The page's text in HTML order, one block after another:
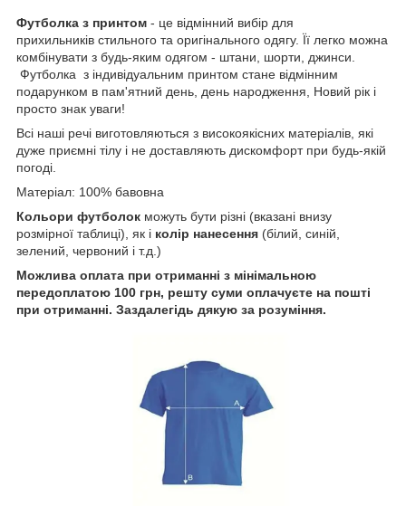
Футболка з принтом - це відмінний вибір для
прихильників стильного та оригінального одягу. Її легко можна
комбінувати з будь-яким одягом - штани, шорти, джинси.
Футболка з індивідуальним принтом стане відмінним
подарунком в пам'ятний день, день народження, Новий рік і
просто знак уваги!
Всі наші речі виготовляються з високоякісних матеріалів, які
дуже приємні тілу і не доставляють дискомфорт при будь-якій
погоді.
Матеріал: 100% бавовна
Кольори футболок можуть бути різні (вказані внизу
розмірної таблиці), як і колір нанесення (білий, синій,
зелений, червоний і т.д.)
Можлива оплата при отриманні з мінімальною
передоплатою 100 грн, решту суми оплачуєте на пошті
при отриманні. Заздалегідь дякую за розуміння.